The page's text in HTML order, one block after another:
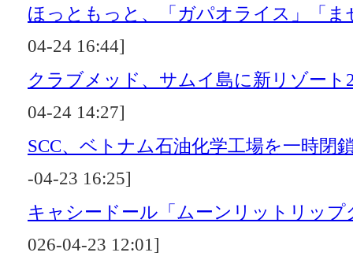
ほっともっと、「ガパオライス」「ま
04-24 16:44]
クラブメッド、サムイ島に新リゾート
04-24 14:27]
SCC、ベトナム石油化学工場を一時
-04-23 16:25]
キャシードール「ムーンリットリップ
026-04-23 12:01]